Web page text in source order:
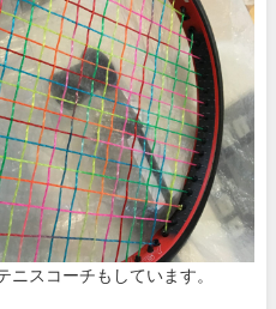
ニスコーチもしています。